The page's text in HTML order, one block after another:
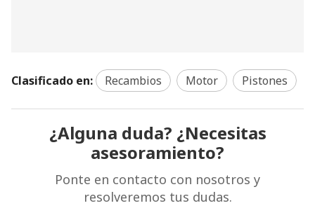
Clasificado en: Recambios Motor Pistones
¿Alguna duda? ¿Necesitas
asesoramiento?
Ponte en contacto con nosotros y
resolveremos tus dudas.